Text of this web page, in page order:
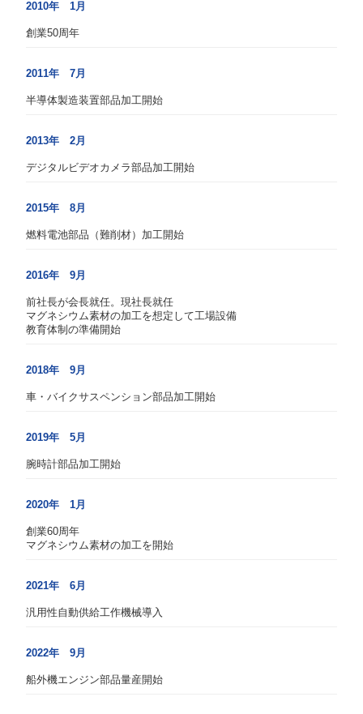
2010年 1月
創業50周年
2011年 7月
半導体製造装置部品加工開始
2013年 2月
デジタルビデオカメラ部品加工開始
2015年 8月
燃料電池部品（難削材）加工開始
2016年 9月
前社長が会長就任。現社長就任
マグネシウム素材の加工を想定して工場設備
教育体制の準備開始
2018年 9月
車・バイクサスペンション部品加工開始
2019年 5月
腕時計部品加工開始
2020年 1月
創業60周年
マグネシウム素材の加工を開始
2021年 6月
汎用性自動供給工作機械導入
2022年 9月
船外機エンジン部品量産開始